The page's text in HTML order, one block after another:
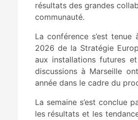
résultats des grandes
communauté.
La conférence s’est
2026 de la Stratégie
aux installations futures
discussions à Marseille
année dans le cadre du
La semaine s’est conclue
les résultats et les